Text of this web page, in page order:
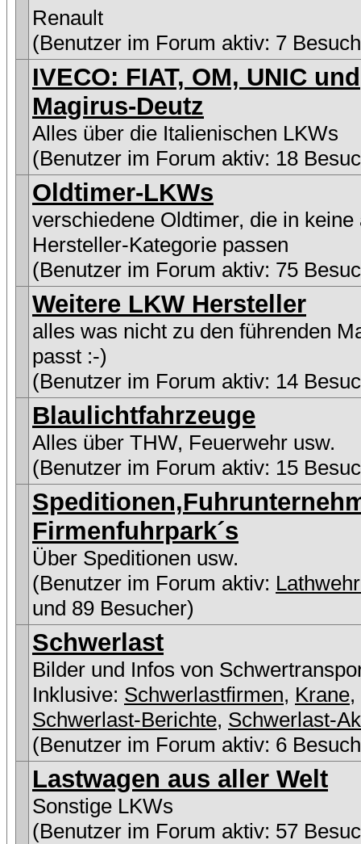
Renault
(Benutzer im Forum aktiv: 7
IVECO: FIAT, OM, UNIC und
Magirus-Deutz
Alles über die Italienischen LKWs
(Benutzer im Forum aktiv: 18
Oldtimer-LKWs
verschiedene Oldtimer, die in keine
Hersteller-Kategorie passen
(Benutzer im Forum aktiv: 75
Weitere LKW Hersteller
alles was nicht zu den führenden
passt :-)
(Benutzer im Forum aktiv: 14
Blaulichtfahrzeuge
Alles über THW, Feuerwehr usw.
(Benutzer im Forum aktiv: 15
Firmenfuhrpark´s
Über Speditionen usw.
(Benutzer im Forum aktiv:
und 89 Besucher)
Schwerlast
Bilder und Infos von
Inklusive: Schwerlastfirmen, Krane,
Schwerlast-Berichte, Schwerlast-
(Benutzer im Forum aktiv: 6
Lastwagen aus aller Welt
Sonstige LKWs
(Benutzer im Forum aktiv: 57